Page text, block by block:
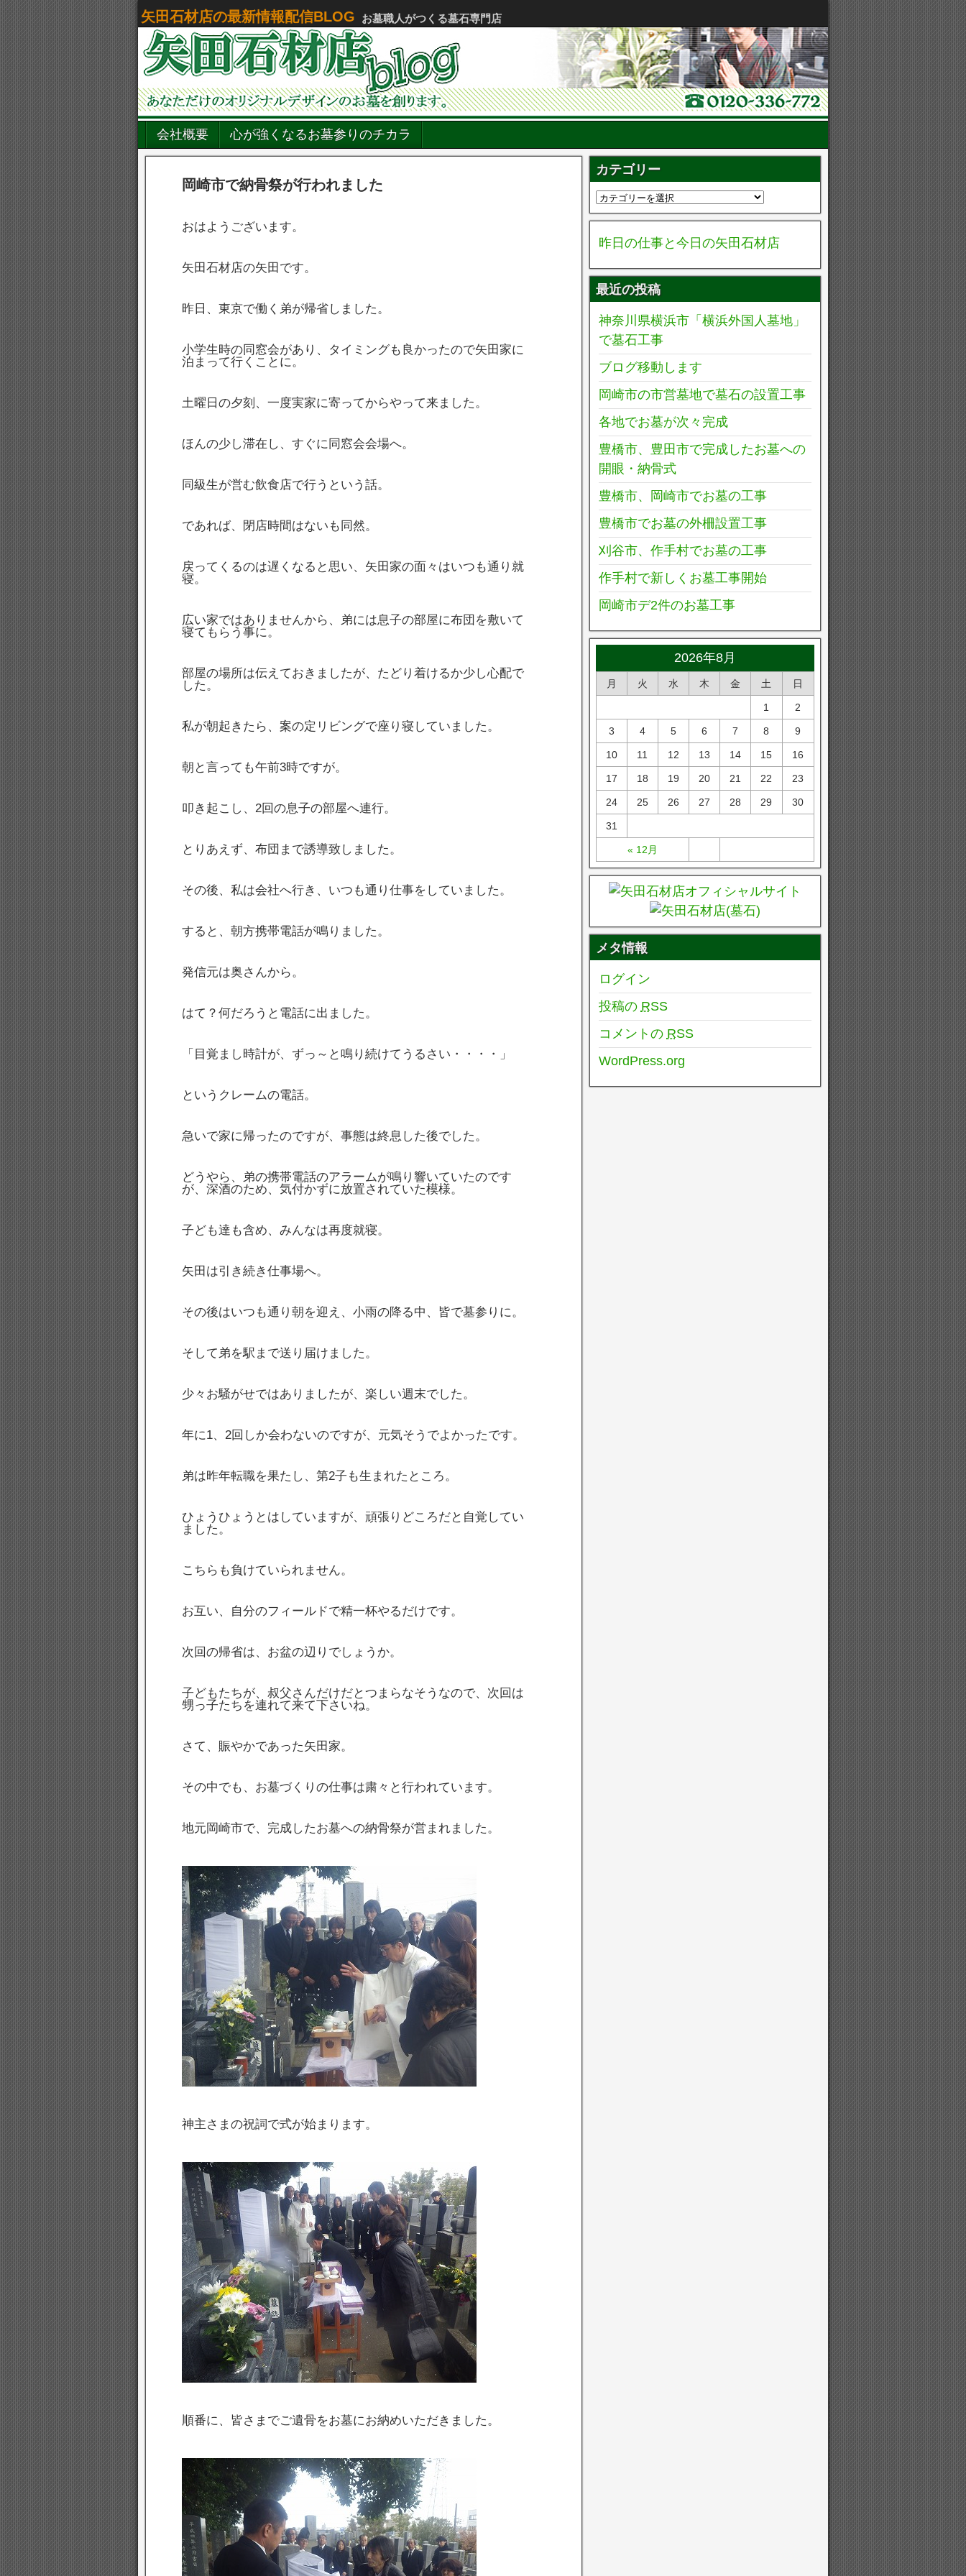
矢田石材店の最新情報配信BLOG お墓職人がつくる墓石専門店
会社概要 心が強くなるお墓参りのチカラ
岡崎市で納骨祭が行われました
おはようございます。
矢田石材店の矢田です。
昨日、東京で働く弟が帰省しました。
小学生時の同窓会があり、タイミングも良かったので矢田家に
泊まって行くことに。
土曜日の夕刻、一度実家に寄ってからやって来ました。
ほんの少し滞在し、すぐに同窓会会場へ。
同級生が営む飲食店で行うという話。
であれば、閉店時間はないも同然。
戻ってくるのは遅くなると思い、矢田家の面々はいつも通り就
寝。
広い家ではありませんから、弟には息子の部屋に布団を敷いて
寝てもらう事に。
部屋の場所は伝えておきましたが、たどり着けるか少し心配で
した。
私が朝起きたら、案の定リビングで座り寝していました。
朝と言っても午前3時ですが。
叩き起こし、2回の息子の部屋へ連行。
とりあえず、布団まで誘導致しました。
その後、私は会社へ行き、いつも通り仕事をしていました。
すると、朝方携帯電話が鳴りました。
発信元は奥さんから。
はて？何だろうと電話に出ました。
「目覚まし時計が、ずっ～と鳴り続けてうるさい・・・・」
というクレームの電話。
急いで家に帰ったのですが、事態は終息した後でした。
どうやら、弟の携帯電話のアラームが鳴り響いていたのです
が、深酒のため、気付かずに放置されていた模様。
子ども達も含め、みんなは再度就寝。
矢田は引き続き仕事場へ。
その後はいつも通り朝を迎え、小雨の降る中、皆で墓参りに。
そして弟を駅まで送り届けました。
少々お騒がせではありましたが、楽しい週末でした。
年に1、2回しか会わないのですが、元気そうでよかったです。
弟は昨年転職を果たし、第2子も生まれたところ。
ひょうひょうとはしていますが、頑張りどころだと自覚してい
ました。
こちらも負けていられません。
お互い、自分のフィールドで精一杯やるだけです。
次回の帰省は、お盆の辺りでしょうか。
子どもたちが、叔父さんだけだとつまらなそうなので、次回は
甥っ子たちを連れて来て下さいね。
さて、賑やかであった矢田家。
その中でも、お墓づくりの仕事は粛々と行われています。
地元岡崎市で、完成したお墓への納骨祭が営まれました。
神主さまの祝詞で式が始まります。
順番に、皆さまでご遺骨をお墓にお納めいただきました。
カテゴリー
昨日の仕事と今日の矢田石材店
最近の投稿
神奈川県横浜市「横浜外国人墓地」
で墓石工事
ブログ移動します
岡崎市の市営墓地で墓石の設置工事
各地でお墓が次々完成
豊橋市、豊田市で完成したお墓への
開眼・納骨式
豊橋市、岡崎市でお墓の工事
豊橋市でお墓の外柵設置工事
刈谷市、作手村でお墓の工事
作手村で新しくお墓工事開始
岡崎市デ2件のお墓工事
2026年8月
月 火 水 木 金 土 日
« 12月
1 2
3 4 5 6 7 8 9
10 11 12 13 14 15 16
17 18 19 20 21 22 23
24 25 26 27 28 29 30
31
メタ情報
ログイン
投稿の RSS
コメントの RSS
WordPress.org